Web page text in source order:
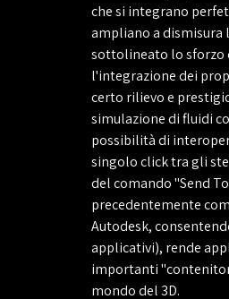
che si integrano
ampliano a
sottolineato lo sforzo
l'integrazione dei
certo rilievo e
simulazione di fluidi
possibilità di
singolo click tra gli
del comando "Send
precedentemente
Autodesk,
applicativi), rende
importanti
mondo del 3D.